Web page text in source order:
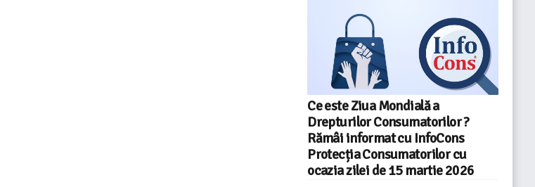
Ce este Ziua Mondială a
Drepturilor Consumatorilor ?
Rămâi informat cu InfoCons
Protecția Consumatorilor cu
ocazia zilei de 15 martie 2026